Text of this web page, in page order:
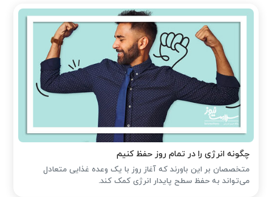
چگونه انرژی را در تمام روز حفظ کنیم
متخصصان بر این باورند که آغاز روز با یک وعده غذایی متعادل
می‌تواند به حفظ سطح پایدار انرژی کمک کند.